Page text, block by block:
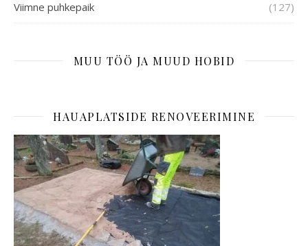
Viimne puhkepaik (127)
MUU TÖÖ JA MUUD HOBID
HAUAPLATSIDE RENOVEERIMINE